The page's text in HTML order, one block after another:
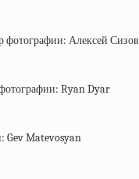
фотографии: Алексей Сизов
Ryan Dyar
Gev Matevosyan